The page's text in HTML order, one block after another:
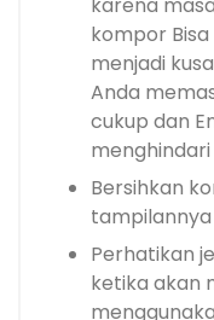
kompor
menjadi
Anda
cukup dan
Bersihkan
Perhatikan
ketika akan